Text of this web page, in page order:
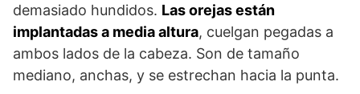
demasiado hundidos. Las orejas están
implantadas a media altura, cuelgan pegadas a
ambos lados de la cabeza. Son de tamaño
mediano, anchas, y se estrechan hacia la punta.